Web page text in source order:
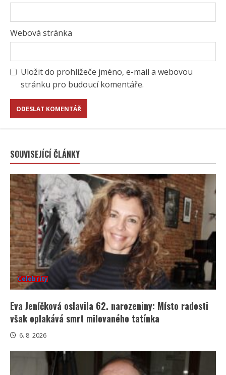
Webová stránka
Uložit do prohlížeče jméno, e-mail a webovou
stránku pro budoucí komentáře.
SOUVISEJÍCÍ ČLÁNKY
Celebrity
Eva Jeníčková oslavila 62. narozeniny: Místo radosti
však oplakává smrt milovaného tatínka
6. 8. 2026